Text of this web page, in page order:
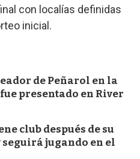
con localías definidas
inicial.
de Peñarol en la
presentado en River
club después de su
jugando en el